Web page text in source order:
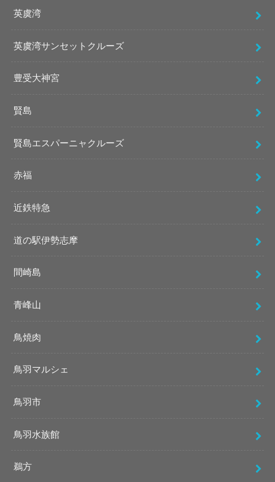
英虞湾
英虞湾サンセットクルーズ
豊受大神宮
賢島
賢島エスパーニャクルーズ
赤福
近鉄特急
道の駅伊勢志摩
間崎島
青峰山
鳥焼肉
鳥羽マルシェ
鳥羽市
鳥羽水族館
鵜方